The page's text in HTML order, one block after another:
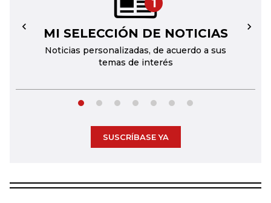
MI SELECCIÓN DE NOTICIAS
Noticias personalizadas, de acuerdo a sus
temas de interés
← →
SUSCRÍBASE YA